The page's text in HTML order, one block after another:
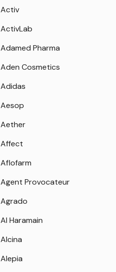
Activ
ActivLab
Adamed Pharma
Aden Cosmetics
Adidas
Aesop
Aether
Affect
Aflofarm
Agent Provocateur
Agrado
Al Haramain
Alcina
Alepia